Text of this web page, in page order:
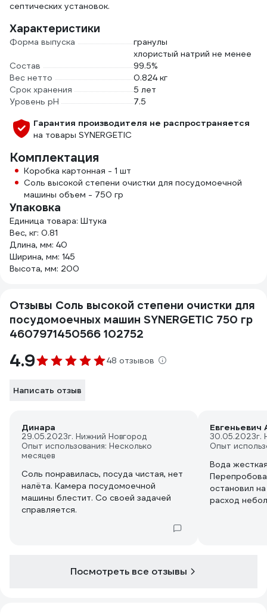
септических установок.
Характеристики
Форма выпуска гранулы
Состав
хлористый натрий не менее
99.5%
Вес нетто
0.824 кг
Срок хранения
5 лет
Уровень рН
7.5
Гарантия производителя не распространяется
на товары SYNERGETIC
Комплектация
Коробка картонная - 1 шт
Соль высокой степени очистки для посудомоечной
машины объем - 750 гр
Упаковка
Единица товара: Штука
Вес, кг: 0.81
Длина, мм: 40
Ширина, мм: 145
Высота, мм: 200
Отзывы Соль высокой степени очистки для
посудомоечных машин SYNERGETIC 750 гр
4607971450566 102752
4.9 48 отзывов
Написать отзыв
Динара
29.05.2023г. Нижний Новгород
Опыт использования: Несколько
месяцев
Соль понравилась, посуда чистая, нет
налёта. Камера посудомоечной
машины блестит. Со своей задачей
справляется.
Евгеньевич
30.05.2023г.
Опыт
Вода
остановил
расход
Посмотреть все отзывы